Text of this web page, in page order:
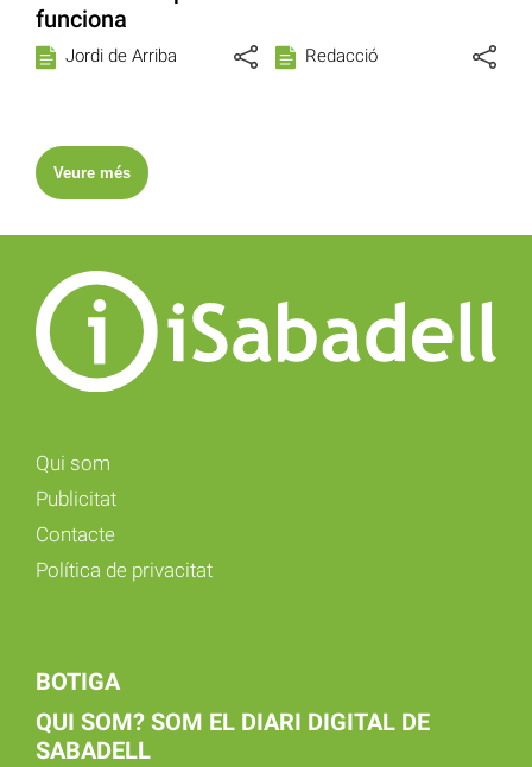
funciona
Jordi de Arriba Redacció
Veure més
Qui som
Publicitat
Contacte
Política de privacitat
BOTIGA
QUI SOM? SOM EL DIARI DIGITAL DE
SABADELL